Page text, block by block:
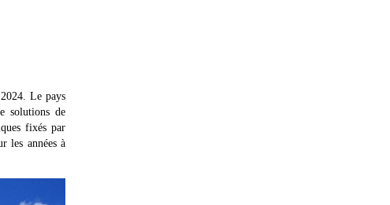
Le pays
solutions de
fixés par
les années à